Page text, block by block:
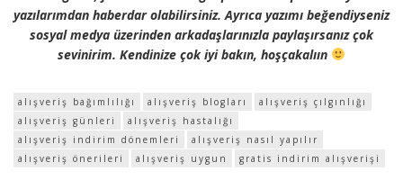
yazılarımdan haberdar olabilirsiniz. Ayrıca yazımı beğendiyseniz
sosyal medya üzerinden arkadaşlarınızla paylaşırsanız çok
sevinirim. Kendinize çok iyi bakın, hoşçakalıın
alışveriş bağımlılığı alışveriş blogları
alışveriş çılgınlığı
alışveriş günleri
alışveriş hastalığı
alışveriş indirim dönemleri
alışveriş nasıl yapılır
alışveriş önerileri
alışveriş uygun gratis indirim alışverişi